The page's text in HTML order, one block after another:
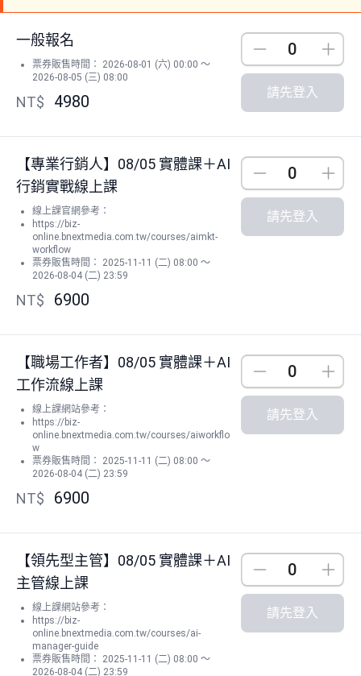
一般報名
票券販售時間： 2026-08-01 (六) 00:00 ～
2026-08-05 (三) 08:00
NT$ 4980
Down
請先登入
【專業行銷人】08/05 實體課＋AI
行銷實戰線上課
線上課官網參考：
https://biz-
online.bnextmedia.com.tw/courses/aimkt-
workflow
票券販售時間： 2025-11-11 (二) 08:00 ～
2026-08-04 (二) 23:59
NT$ 6900
Down
請先登入
【職場工作者】08/05 實體課＋AI
工作流線上課
線上課網站參考：
https://biz-
online.bnextmedia.com.tw/courses/aiworkflo
w
票券販售時間： 2025-11-11 (二) 08:00 ～
2026-08-04 (二) 23:59
NT$ 6900
Down
請先登入
【領先型主管】08/05 實體課＋AI
主管線上課
線上課網站參考：
https://biz-
online.bnextmedia.com.tw/courses/ai-
manager-guide
票券販售時間： 2025-11-11 (二) 08:00 ～
2026-08-04 (二) 23:59
Down
請先登入